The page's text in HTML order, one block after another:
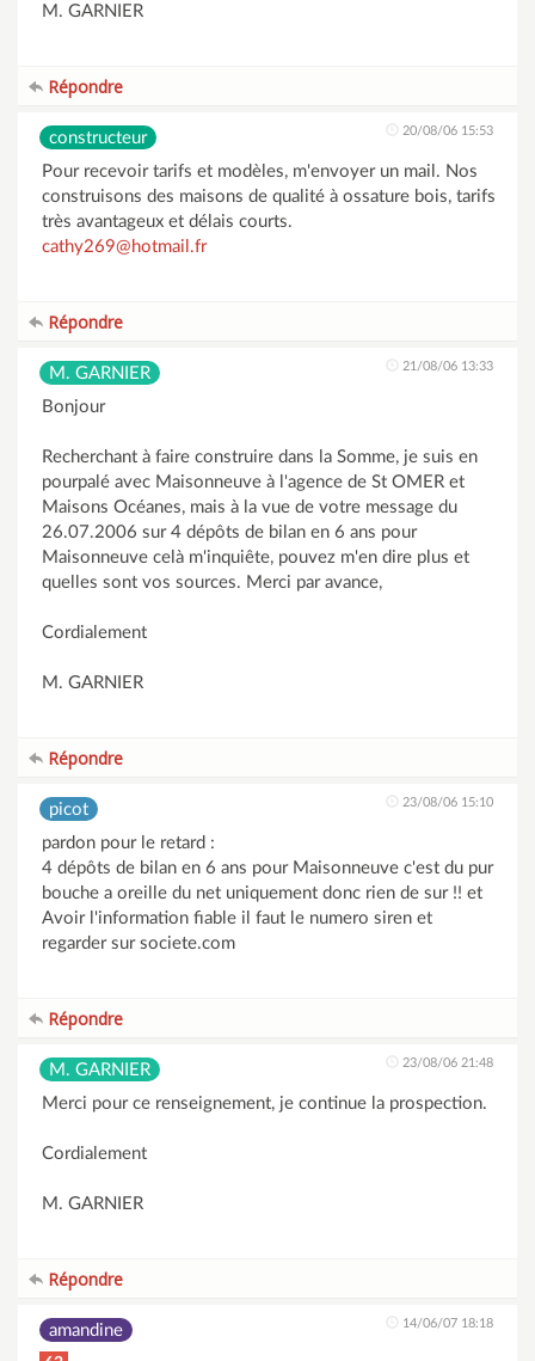
M. GARNIER
Répondre
constructeur 20/08/06 15:53
Pour recevoir tarifs et modèles, m'envoyer un mail. Nos
construisons des maisons de qualité à ossature bois, tarifs
très avantageux et délais courts.
cathy269@hotmail.fr
Répondre
M. GARNIER 21/08/06 13:33
Bonjour
Recherchant à faire construire dans la Somme, je suis en
pourpalé avec Maisonneuve à l'agence de St OMER et
Maisons Océanes, mais à la vue de votre message du
26.07.2006 sur 4 dépôts de bilan en 6 ans pour
Maisonneuve celà m'inquiête, pouvez m'en dire plus et
quelles sont vos sources. Merci par avance,
Cordialement
M. GARNIER
Répondre
picot 23/08/06 15:10
pardon pour le retard :
4 dépôts de bilan en 6 ans pour Maisonneuve c'est du pur
bouche a oreille du net uniquement donc rien de sur !! et
Avoir l'information fiable il faut le numero siren et
regarder sur societe.com
Répondre
M. GARNIER 23/08/06 21:48
Merci pour ce renseignement, je continue la prospection.
Cordialement
M. GARNIER
Répondre
amandine 14/06/07 18:18